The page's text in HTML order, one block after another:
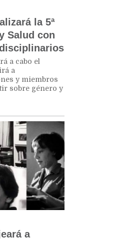
la 5ª
Salud con
a cabo el
a
y miembros
sobre género y
a